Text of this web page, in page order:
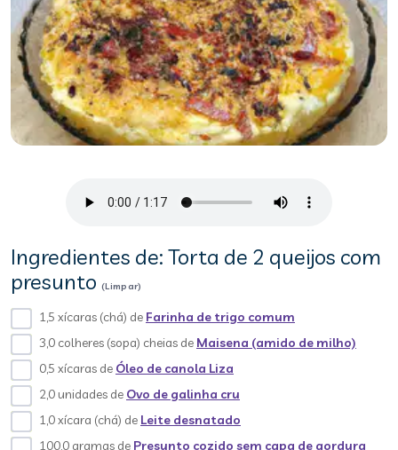
Ingredientes de: Torta de 2 queijos com
presunto (Limpar)
1,5 xícaras (chá) de Farinha de trigo comum
3,0 colheres (sopa) cheias de Maisena (amido de milho)
0,5 xícaras de Óleo de canola Liza
2,0 unidades de Ovo de galinha cru
1,0 xícara (chá) de Leite desnatado
100,0 gramas de Presunto cozido sem capa de gordura